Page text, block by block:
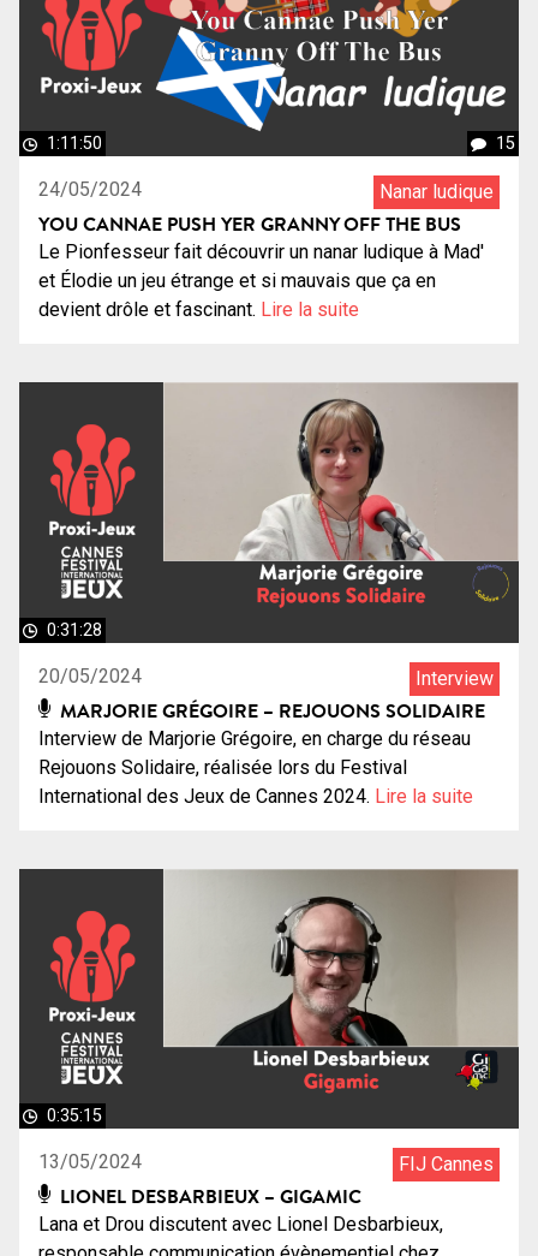
1:11:50 15
24/05/2024 Nanar ludique
YOU CANNAE PUSH YER GRANNY OFF THE BUS
Le Pionfesseur fait découvrir un nanar ludique à Mad'
et Élodie un jeu étrange et si mauvais que ça en
devient drôle et fascinant. Lire la suite
0:31:28
20/05/2024 Interview
MARJORIE GRÉGOIRE – REJOUONS SOLIDAIRE
Interview de Marjorie Grégoire, en charge du réseau
Rejouons Solidaire, réalisée lors du Festival
International des Jeux de Cannes 2024. Lire la suite
0:35:15
13/05/2024 FIJ Cannes
LIONEL DESBARBIEUX – GIGAMIC
Lana et Drou discutent avec Lionel Desbarbieux,